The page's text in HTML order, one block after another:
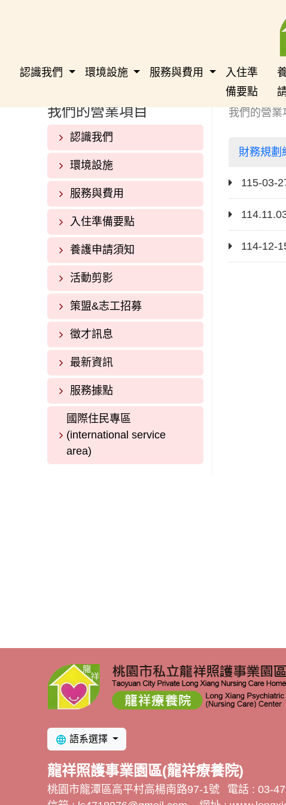
認識我們 環境設施 服務與費用
入住準
備要點
我們的營業
財務規劃
115-03-
114-12-
我們的營業項目
認識我們
環境設施
服務與費用
入住準備要點
養護申請須知
活動剪影
策盟&志工招募
徵才訊息
最新資訊
服務據點
國際住民專區
(international service
area)
語系選擇
龍祥照護事業園區(龍祥療養院)
桃園市龍潭區高平村高楊南路97-1號 電話 : 03-